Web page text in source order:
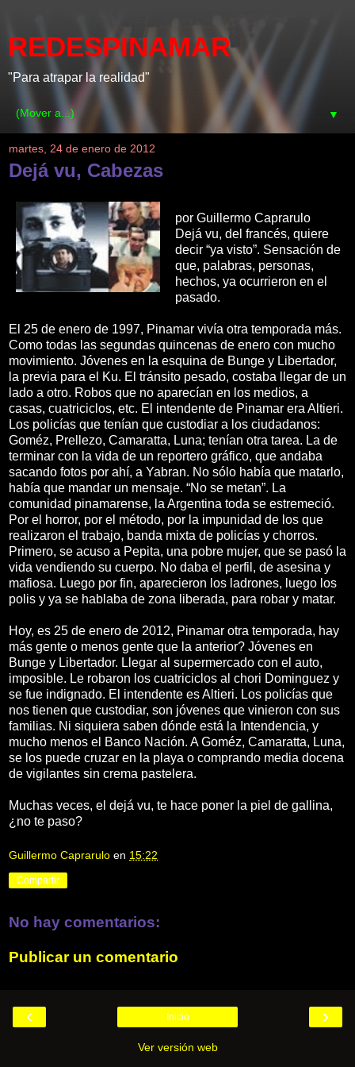
REDESPINAMAR
"Para atrapar la realidad"
▼
martes, 24 de enero de 2012
Dejá vu, Cabezas
por Guillermo Caprarulo
Dejá vu, del francés, quiere
decir “ya visto”. Sensación de
que, palabras, personas,
hechos, ya ocurrieron en el
pasado.
El 25 de enero de 1997, Pinamar vivía otra temporada más.
Como todas las segundas quincenas de enero con mucho
movimiento. Jóvenes en la esquina de Bunge y Libertador,
la previa para el Ku. El tránsito pesado, costaba llegar de un
lado a otro. Robos que no aparecían en los medios, a
casas, cuatriciclos, etc. El intendente de Pinamar era Altieri.
Los policías que tenían que custodiar a los ciudadanos:
Goméz, Prellezo, Camaratta, Luna; tenían otra tarea. La de
terminar con la vida de un reportero gráfico, que andaba
sacando fotos por ahí, a Yabran. No sólo había que matarlo,
había que mandar un mensaje. “No se metan”. La
comunidad pinamarense, la Argentina toda se estremeció.
Por el horror, por el método, por la impunidad de los que
realizaron el trabajo, banda mixta de policías y chorros.
Primero, se acuso a Pepita, una pobre mujer, que se pasó la
vida vendiendo su cuerpo. No daba el perfil, de asesina y
mafiosa. Luego por fin, aparecieron los ladrones, luego los
polis y ya se hablaba de zona liberada, para robar y matar.
Hoy, es 25 de enero de 2012, Pinamar otra temporada, hay
más gente o menos gente que la anterior? Jóvenes en
Bunge y Libertador. Llegar al supermercado con el auto,
imposible. Le robaron los cuatriciclos al chori Dominguez y
se fue indignado. El intendente es Altieri. Los policías que
nos tienen que custodiar, son jóvenes que vinieron con sus
familias. Ni siquiera saben dónde está la Intendencia, y
mucho menos el Banco Nación. A Goméz, Camaratta, Luna,
se los puede cruzar en la playa o comprando media docena
de vigilantes sin crema pastelera.
Muchas veces, el dejá vu, te hace poner la piel de gallina,
¿no te paso?
Guillermo Caprarulo en 15:22
Compartir
No hay comentarios:
Publicar un comentario
‹ ›
Inicio
Ver versión web